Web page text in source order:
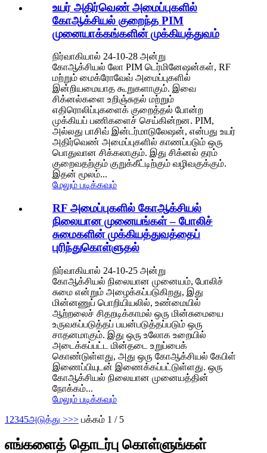
உயர் அதிர்வெண் அமைப்புகளில்
கோஆக்சியல் குறைந்த PIM
முனையாக்கங்களின் முக்கியத்துவம்
நிர்வாகியால் 24-10-28 அன்று
கோஆக்சியல் லோ PIM டெர்மினேஷன்கள், RF
மற்றும் மைக்ரோவேவ் அமைப்புகளில்
இன்றியமையாத கூறுகளாகும். இவை
சிக்னல்களை உறிஞ்சுதல் மற்றும்
எதிரொலிப்புகளைக் குறைத்தல் போன்ற
முக்கியப் பணிகளைச் செய்கின்றன. PIM,
அல்லது பாசிவ் இன்டர்மாடுலேஷன், என்பது உயர்
அதிர்வெண் அமைப்புகளில் காணப்படும் ஒரு
பொதுவான சிக்கலாகும். இது சிக்னல் தரம்
குறைவதற்கும் குறுக்கீட்டிற்கும் வழிவகுக்கும்.
இதன் மூலம்...
மேலும் படிக்கவும்
RF அமைப்புகளில் கோஆக்சியல்
நிலையான முனையங்கள் – போலிச்
சுமைகளின் முக்கியத்துவத்தைப்
புரிந்துகொள்ளுதல்
நிர்வாகியால் 24-10-25 அன்று
கோஆக்சியல் நிலையான முனையம், போலிச்
சுமை என்றும் அழைக்கப்படுகிறது, இது
மின்னணுப் பொறியியலில், உண்மையில்
ஆற்றலைச் சிதறடிக்காமல் ஒரு மின்சுமையை
உருவகப்படுத்தப் பயன்படுத்தப்படும் ஒரு
சாதனமாகும். இது ஒரு உலோக உறையில்
அடைக்கப்பட்ட மின்தடை உறுப்பைக்
கொண்டுள்ளது, அது ஒரு கோஆக்சியல் கேபிள்
இணைப்பியுடன் இணைக்கப்பட்டுள்ளது. ஒரு
கோஆக்சியல் நிலையான முனையத்தின்
நோக்கம்...
மேலும் படிக்கவும்
1 2345அடுத்து >>> பக்கம் 1 / 5
எங்களைத் தொடர்பு கொள்ளுங்கள்